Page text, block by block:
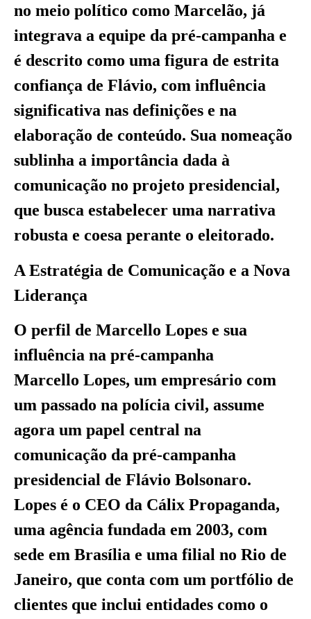
no meio político como Marcelão, já
integrava a equipe da pré-campanha e
é descrito como uma figura de estrita
confiança de Flávio, com influência
significativa nas definições e na
elaboração de conteúdo. Sua nomeação
sublinha a importância dada à
comunicação no projeto presidencial,
que busca estabelecer uma narrativa
robusta e coesa perante o eleitorado.
A Estratégia de Comunicação e a Nova
Liderança
O perfil de Marcello Lopes e sua
influência na pré-campanha
Marcello Lopes, um empresário com
um passado na polícia civil, assume
agora um papel central na
comunicação da pré-campanha
presidencial de Flávio Bolsonaro.
Lopes é o CEO da Cálix Propaganda,
uma agência fundada em 2003, com
sede em Brasília e uma filial no Rio de
Janeiro, que conta com um portfólio de
clientes que inclui entidades como o